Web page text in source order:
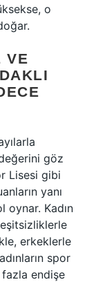
o
VE
göz
Lisesi gibi
yanı
oynar. Kadın
erkeklerle
spor
endişe